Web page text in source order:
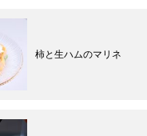
柿と生ハムのマリネ